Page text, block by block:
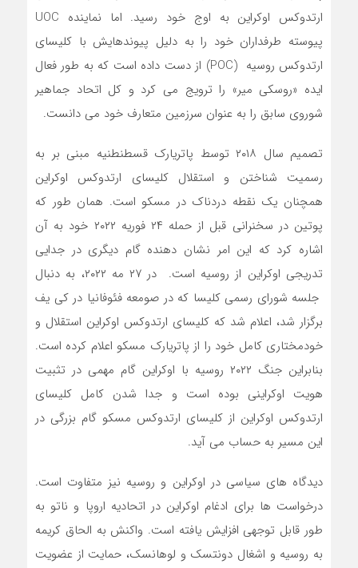
ارتدوکس اوکراین به اوج خود رسید. اما نماینده UOC
پیوسته طرفداران خود را به دلیل پیوندهایش با کلیسای
ارتدوکس روسیه (POC) از دست داده است که به طور فعال
ایده «روسکی میر» را ترویج می کرد و کل اتحاد جماهیر
شوروی سابق را به عنوان سرزمین متعارف خود می دانست.
تصمیم سال ۲۰۱۸ توسط پاتریارک قسطنطنیه مبنی بر به
رسمیت شناختن و استقلال کلیسای ارتدوکس اوکراین
همچنان یک نقطه دردناک در مسکو است. همان طور که
پوتین در سخنرانی قبل از حمله ۲۴ فوریه ۲۰۲۲ خود به آن
اشاره کرد که این امر نشان دهنده گام دیگری در جدایی
تدریجی اوکراین از روسیه است. در ۲۷ مه ۲۰۲۲، به دنبال
جلسه شورای رسمی کلیسا که در صومعه فئوفانیا در کی یف
برگزار شد، اعلام شد که کلیسای ارتدوکس اوکراین استقلال و
خودمختاری کامل خود را از پاتریارک مسکو اعلام کرده است.
بنابراین جنگ ۲۰۲۲ روسیه با اوکراین گام مهمی در تثبیت
هویت اوکراینی بوده است و جدا شدن کامل کلیسای
ارتدوکس اوکراین از کلیسای ارتدوکس مسکو گام بزرگی در
این مسیر به حساب می آید.
دیدگاه های سیاسی در اوکراین و روسیه نیز متفاوت است.
درخواست ها برای ادغام اوکراین در اتحادیه اروپا و ناتو به
طور قابل توجهی افزایش یافته است. واکنش به الحاق کریمه
به روسیه و اشغال دونتسک و لوهانسک، حمایت از عضویت